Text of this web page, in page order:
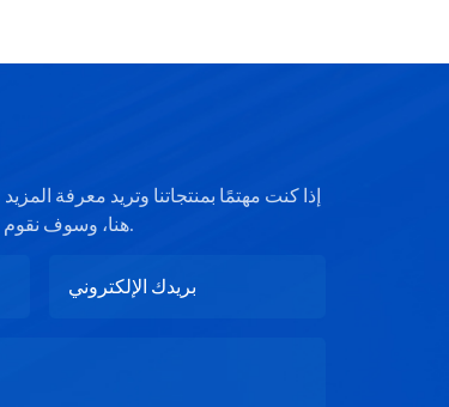
إذا كنت مهتمًا بمنتجاتنا وتريد معرفة
هنا، وسوف نقوم بالرد عليك في أقرب وقت ممكن.